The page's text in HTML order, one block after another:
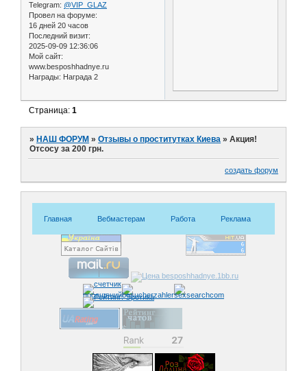
Telegram: @VIP_GLAZ
Провел на форуме:
16 дней 20 часов
Последний визит:
2025-09-09 12:36:06
Мой сайт:
www.besposhhadnye.ru
Награды: Награда 2
Страница:1
»НАШ ФОРУМ »Отзывы о проститутках Киева »Акция!
Отсосу за 200 грн.
создать форум
Главная Вебмастерам Работа Реклама